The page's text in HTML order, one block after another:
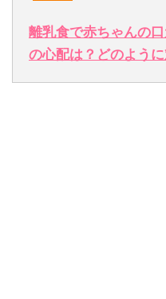
離乳食で赤ちゃんの
の心配は？どのよう